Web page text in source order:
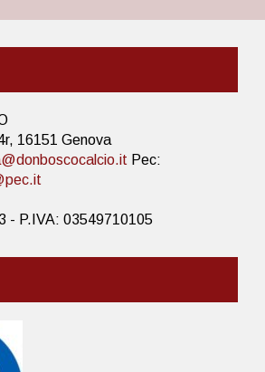
16151 Genova
Pec:
- P.IVA: 03549710105